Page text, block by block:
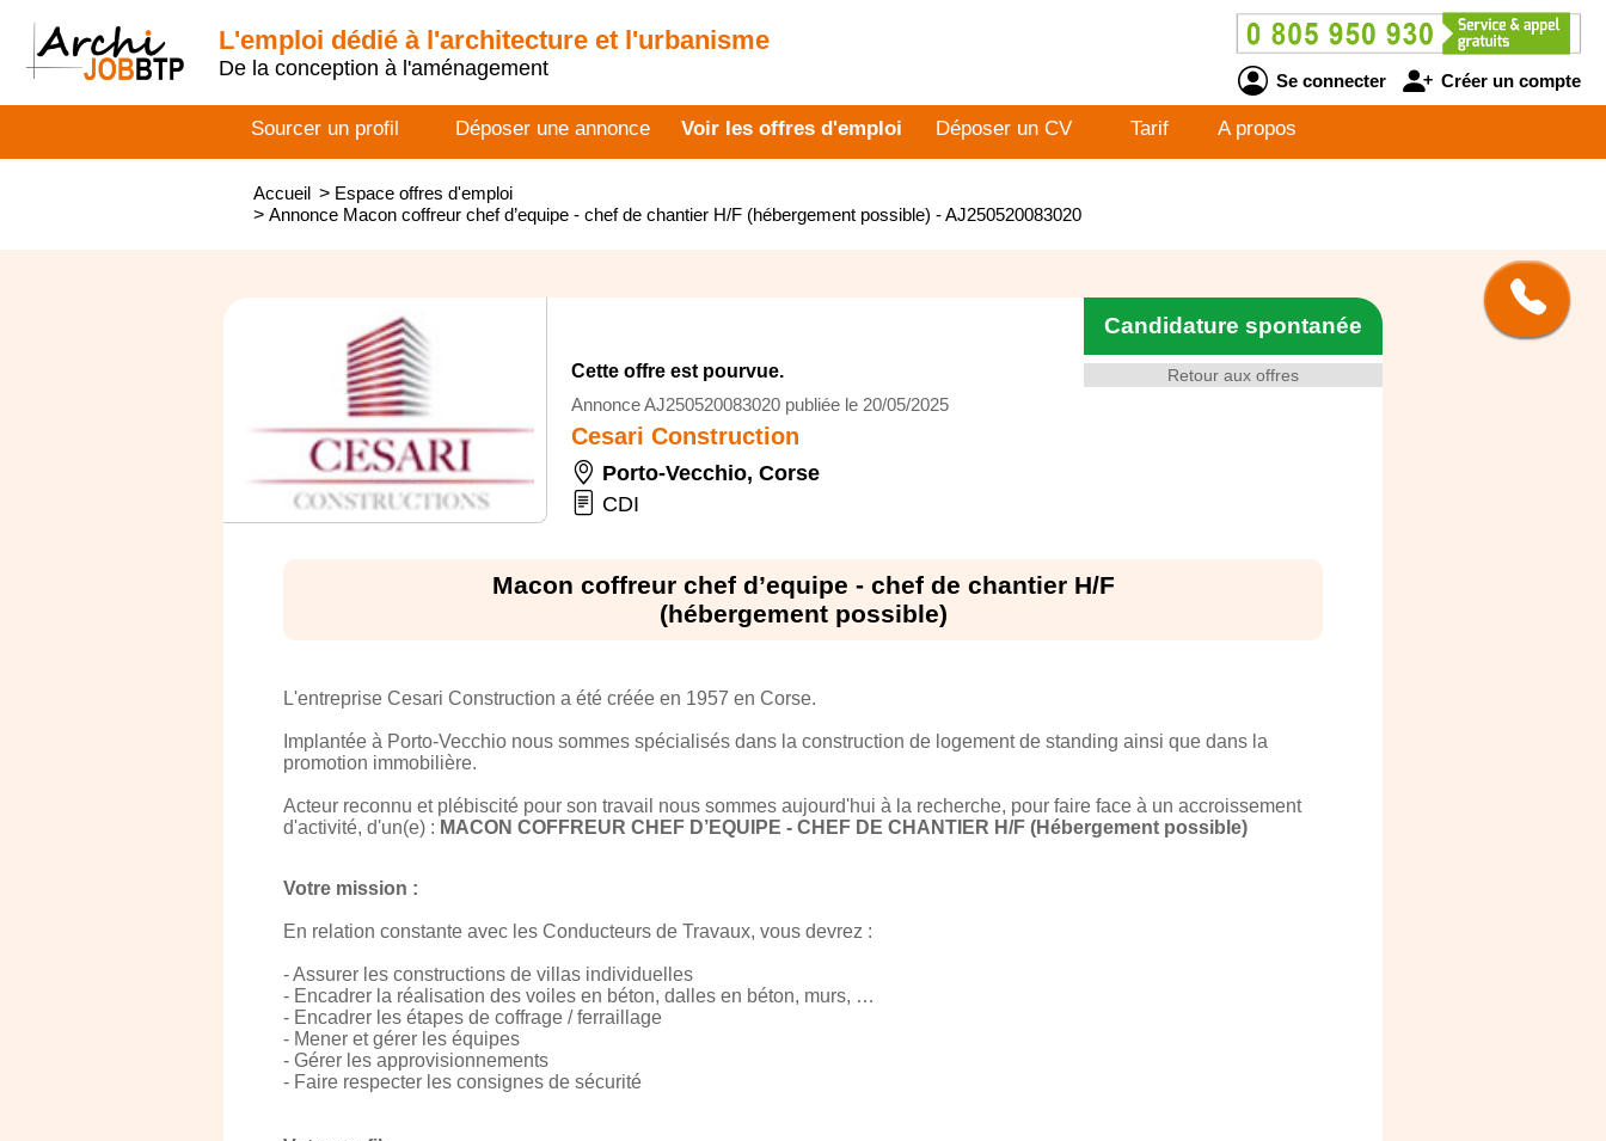
L'emploi dédié à l'architecture et l'urbanisme
De la conception à l'aménagement
Se connecter Créer un compte
Sourcer un profil Déposer une annonce Voir les offres d'emploi Déposer un CV Tarif A propos
Accueil > Espace offres d'emploi
> Annonce Macon coffreur chef d’equipe - chef de chantier H/F (hébergement possible) - AJ250520083020
Retour aux offres
Candidature spontanée
Cette offre est pourvue.
Annonce AJ250520083020 publiée le 20/05/2025
Cesari Construction
Porto-Vecchio, Corse
CDI
Macon coffreur chef d’equipe - chef de chantier H/F
(hébergement possible)
L'entreprise Cesari Construction a été créée en 1957 en Corse.
Implantée à Porto-Vecchio nous sommes spécialisés dans la construction de logement de standing ainsi que dans la
promotion immobilière.
Acteur reconnu et plébiscité pour son travail nous sommes aujourd'hui à la recherche, pour faire face à un accroissement
d'activité, d'un(e) : MACON COFFREUR CHEF D’EQUIPE - CHEF DE CHANTIER H/F (Hébergement possible)
Votre mission :
En relation constante avec les Conducteurs de Travaux, vous devrez :
- Assurer les constructions de villas individuelles
- Encadrer la réalisation des voiles en béton, dalles en béton, murs, …
- Encadrer les étapes de coffrage / ferraillage
- Mener et gérer les équipes
- Gérer les approvisionnements
- Faire respecter les consignes de sécurité